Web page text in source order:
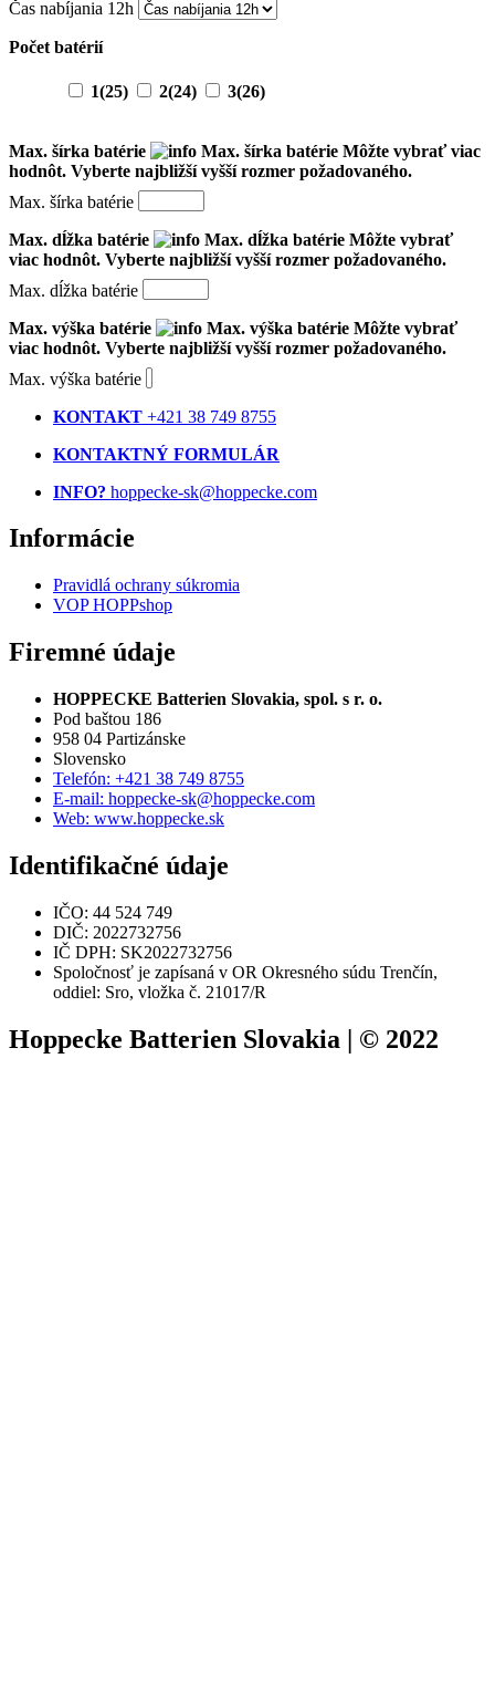
Čas nabíjania 12h
Počet batérií
1(25) 2(24) 3(26)
Max. šírka batérie Max. šírka batérie Môžte vybrať viac
hodnôt. Vyberte najbližší vyšší rozmer požadovaného.
Max. šírka batérie
Max. dĺžka batérie
Max. dĺžka batérie Môžte vybrať
viac hodnôt. Vyberte najbližší vyšší rozmer požadovaného.
Max. dĺžka batérie
Max. výška batérie
Max. výška batérie Môžte vybrať
viac hodnôt. Vyberte najbližší vyšší rozmer požadovaného.
Max. výška batérie
KONTAKT +421 38 749 8755
KONTAKTNÝ FORMULÁR
INFO? hoppecke-sk@hoppecke.com
Informácie
Pravidlá ochrany súkromia
VOP HOPPshop
Firemné údaje
HOPPECKE Batterien Slovakia, spol. s r. o.
Pod baštou 186
958 04 Partizánske
Slovensko
Telefón: +421 38 749 8755
E-mail: hoppecke-sk@hoppecke.com
Web: www.hoppecke.sk
Identifikačné údaje
IČO: 44 524 749
DIČ: 2022732756
IČ DPH: SK2022732756
Spoločnosť je zapísaná v OR Okresného súdu Trenčín,
oddiel: Sro, vložka č. 21017/R
Hoppecke Batterien Slovakia | © 2022